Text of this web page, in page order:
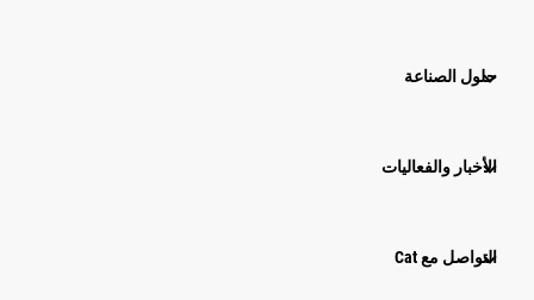
حلول الصناعة
الأخبار والفعاليات
التواصل مع Cat